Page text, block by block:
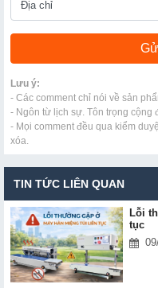
Lưu ý:
- Các comment chỉ nói về sản
- Ngôn từ lịch sự. Tôn trọng cộng
- Mọi comment đều qua kiểm
xóa.
TIN TỨC LIÊN QUAN
Lỗi
tục